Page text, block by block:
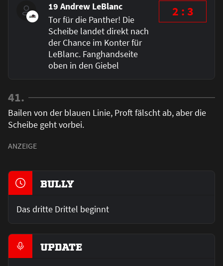
19 Andrew LeBlanc
Tor für die Panther! Die
Scheibe landet direkt nach
der Chance im Konter für
LeBlanc. Fanghandseite
oben in den Giebel
2 : 3
41.
Bailen von der blauen Linie, Proft fälscht ab, aber die
Scheibe geht vorbei.
BULLY
Das dritte Drittel beginnt
UPDATE